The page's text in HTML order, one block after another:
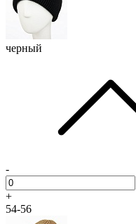
черный
-
+
54-56